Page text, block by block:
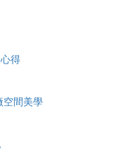
得
空間美學